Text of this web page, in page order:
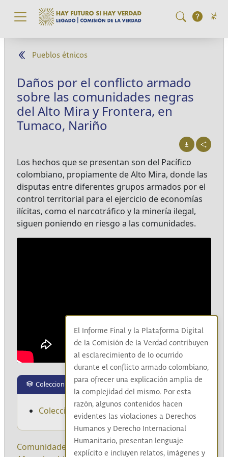
Pasar al contenido principal
Pueblos étnicos
Daños por el conflicto armado
sobre las comunidades negras
del Alto Mira y Frontera, en
Tumaco, Nariño
Los hechos que se presentan son del Pacífico
colombiano, propiamente de Alto Mira, donde las
disputas entre diferentes grupos armados por el
control territorial para el ejercicio de economías
ilícitas, como el narcotráfico y la minería ilegal,
siguen poniendo en riesgo a las comunidades.
Colecciones
Colección: La verdad del pueblo negro
Comunidades negras|Afrocolombianas|
El Informe Final y la Plataforma Digital
de la Comisión de la Verdad contribuyen
al esclarecimiento de lo ocurrido
durante el conflicto armado colombiano,
para ofrecer una explicación amplia de
la complejidad del mismo. Por esta
razón, algunos contenidos hacen
evidentes las violaciones a Derechos
Humanos y Derecho Internacional
Humanitario, presentan lenguaje
explícito e incluyen relatos, imágenes y